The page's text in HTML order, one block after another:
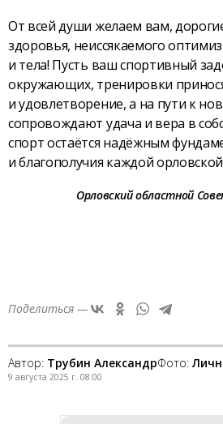
От всей души желаем вам,
здоровья, неиссякаемого
и тела! Пусть ваш спортивный
окружающих, тренировки
и удовлетворение, а на пути к
сопровождают удача и вера в
спорт остаётся надёжным
и благополучия каждой
Орловский областной
Поделиться —
Автор: Трубин АлександрФото:
9 августа 2025 г. 08:00